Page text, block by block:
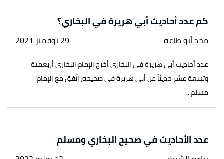
كم عدد أحاديث أبي هريرة في البخاري؟
مجد أبو طاعة 29 نوفمبر 2021
عدد أحاديث أبي هريرة في البخاري أخرج الإمام البخاري أربعمئة
وتسعة عشر حديثاً عن أبي هريرة في صحيحه، اتّفق مع الإمام
مسلم...
عدد الأحاديث في صحيح البخاري ومسلم